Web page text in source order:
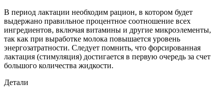
В период лактации необходим рацион, в котором будет
выдержано правильное процентное соотношение всех
ингредиентов, включая витамины и другие микроэлементы,
так как при выработке молока повышается уровень
энергозатратности. Следует помнить, что форсированная
лактация (стимуляция) достигается в первую очередь за счет
большого количества жидкости.
Детали